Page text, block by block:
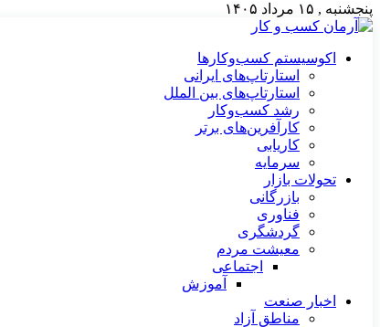
پنجشنبه , ۱۵ مرداد ۱۴۰۵
اکوسیستم کسب‌وکارها
استارتاپ‌های ایرانی
استارتاپ‌های بین الملل
رشد کسب‌وکار
کارآفرین‌های برتر
کاریابی
سرمایه
تحولات بازار
بازرگانی
فناوری
گردشگری
معیشت مردم
اجتماعی
آموزش
اخبار صنعت
مناطق آزاد